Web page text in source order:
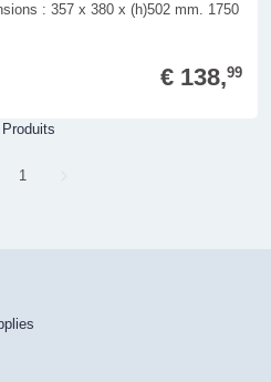
: 357 x 380 x (h)502 mm. 1750
€ 138,99
Page
1